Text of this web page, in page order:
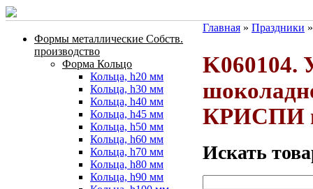
Формы металлические Собств.
производство
Форма Кольцо
Кольца, h20 мм
Кольца, h30 мм
Кольца, h40 мм
Кольца, h45 мм
Кольца, h50 мм
Кольца, h60 мм
Кольца, h70 мм
Кольца, h80 мм
Кольца, h90 мм
Главная » Праздники
K060104.
КРИСПИ
Искать